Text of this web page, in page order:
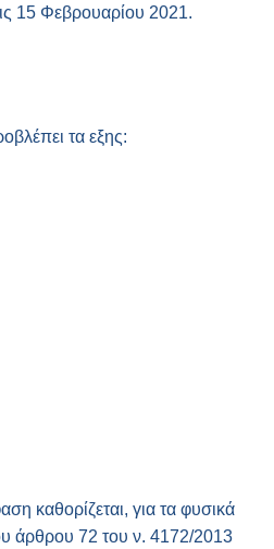
15 Φεβρουαρίου 2021.
τα εξης:
καθορίζεται, για τα φυσικά
άρθρου 72 του ν. 4172/2013